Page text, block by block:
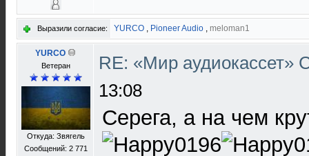
Выразили согласие: YURCO , Pioneer Audio , meloman1
YURCO
Ветеран
Откуда: Звягель
Сообщений: 2 771
RE: «Мир аудиокассет»
13:08
Серега, а на чем